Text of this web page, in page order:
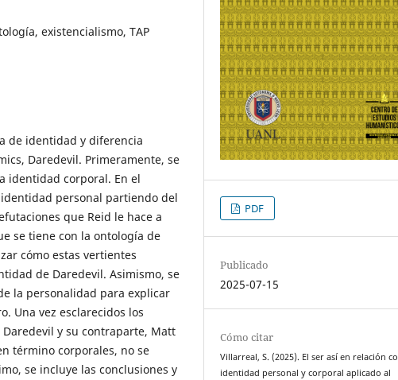
existencialismo, TAP
de identidad y diferencia
Daredevil. Primeramente, se
identidad corporal. En el
personal partiendo del
que Reid le hace a
se tiene con la ontología de
cómo estas vertientes
de Daredevil. Asimismo, se
la personalidad para explicar
Una vez esclarecidos los
y su contraparte, Matt
término corporales, no se
se incluye las conclusiones y
PDF
Publicado
2025-07-15
Cómo citar
Villarreal, S. (2025). El ser así en relación
identidad personal y corporal aplicado al